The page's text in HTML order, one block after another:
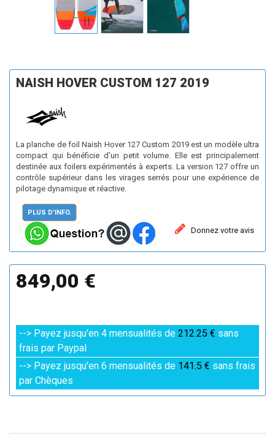
NAISH HOVER CUSTOM 127 2019
La planche de foil Naish Hover 127 Custom 2019 est un modèle ultra
compact qui bénéficie d'un petit volume. Elle est principalement
destinée aux foilers expérimentés à experts. La version 127 offre un
contrôle supérieur dans les virages serrés pour une expérience de
pilotage dynamique et réactive.
PLUS D'INFO.
Donnez votre avis
849,00 €
--> Payez jusqu'en 4 mensualités de 212.25 € sans
frais par Paypal
--> Payez jusqu'en 6 mensualités de 141.5 € sans frais
par Chèques